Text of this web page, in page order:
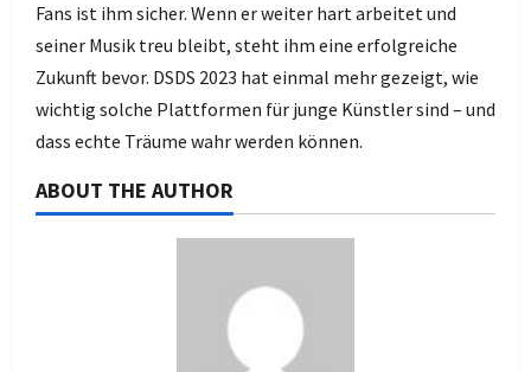
Fans ist ihm sicher. Wenn er weiter hart arbeitet und
seiner Musik treu bleibt, steht ihm eine erfolgreiche
Zukunft bevor. DSDS 2023 hat einmal mehr gezeigt, wie
wichtig solche Plattformen für junge Künstler sind – und
dass echte Träume wahr werden können.
ABOUT THE AUTHOR